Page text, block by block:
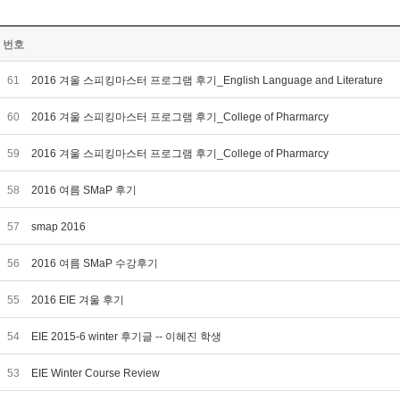
번호
61 2016 겨울 스피킹마스터 프로그램 후기_English Language and Literature
60 2016 겨울 스피킹마스터 프로그램 후기_College of Pharmarcy
59 2016 겨울 스피킹마스터 프로그램 후기_College of Pharmarcy
58 2016 여름 SMaP 후기
57 smap 2016
56 2016 여름 SMaP 수강후기
55 2016 EIE 겨울 후기
54 EIE 2015-6 winter 후기글 -- 이혜진 학생
53 EIE Winter Course Review